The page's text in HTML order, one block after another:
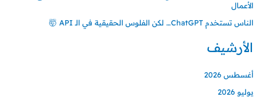
الأعمال
الناس تستخدم ChatGPT… لكن الفلوس الحقيقية في الـ API 🤯
الأرشيف
أغسطس 2026
يوليو 2026